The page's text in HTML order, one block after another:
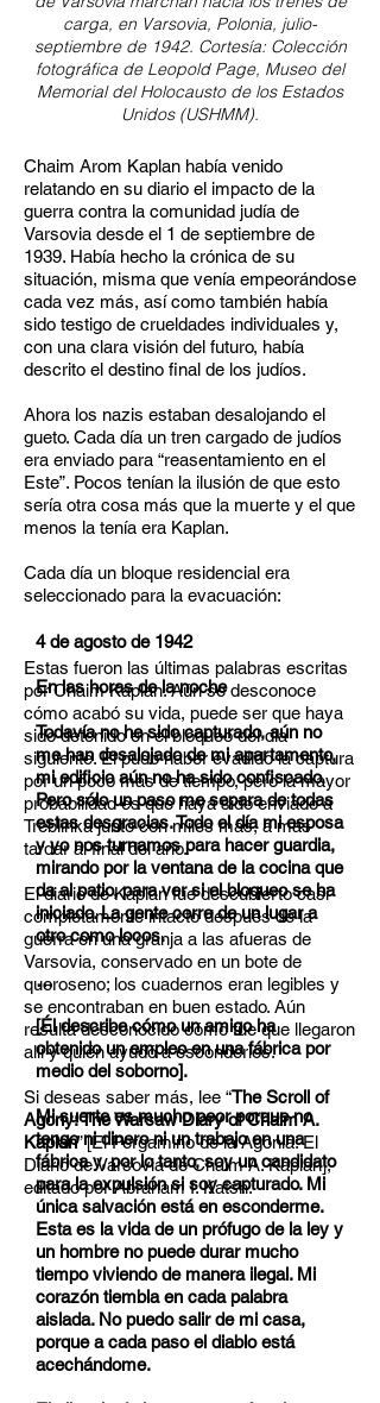
carga, en Varsovia, Polonia, julio-
septiembre de 1942. Cortesía: Colección
fotográfica de Leopold Page, Museo del
Memorial del Holocausto de los Estados
Unidos (USHMM).
Chaim Arom Kaplan había venido
relatando en su diario el impacto de la
guerra contra la comunidad judía de
Varsovia desde el 1 de septiembre de
1939. Había hecho la crónica de su
situación, misma que venía empeorándose
cada vez más, así como también había
sido testigo de crueldades individuales y,
con una clara visión del futuro, había
descrito el destino final de los judíos.
Ahora los nazis estaban desalojando el
gueto. Cada día un tren cargado de judíos
era enviado para “reasentamiento en el
Este”. Pocos tenían la ilusión de que esto
sería otra cosa más que la muerte y el que
menos la tenía era Kaplan.
Cada día un bloque residencial era
seleccionado para la evacuación:
4 de agosto de 1942
En las horas de la noche
Todavía no he sido capturado, aún no
me han desalojado de mi apartamento,
mi edificio aún no ha sido confiscado.
Pero sólo un paso me separa de todas
estas desgracias. Todo el día mi esposa
y yo nos turnamos para hacer guardia,
mirando por la ventana de la cocina que
da al patio, para ver si el bloqueo se ha
iniciado. La gente corre de un lugar a
otro como locos.
…
[Él describe cómo un amigo ha
obtenido un empleo en una fábrica por
medio del soborno].
Mi suerte es mucho peor porque no
tengo ni dinero ni un trabajo en una
fábrica y, por lo tanto, soy un candidato
para la expulsión si soy capturado. Mi
única salvación está en esconderme.
Esta es la vida de un prófugo de la ley y
un hombre no puede durar mucho
tiempo viviendo de manera ilegal. Mi
corazón tiembla en cada palabra
aislada. No puedo salir de mi casa,
porque a cada paso el diablo está
acechándome.
Estas fueron las últimas palabras escritas
por Chaim Kaplan. Aún se desconoce
cómo acabó su vida, puede ser que haya
sido detenido en el bloqueo del día
siguiente. Él pudo haber evadido la captura
por un poco más de tiempo, pero la mayor
probabilidad es que haya sido enviado a
Treblinka junto con miles más, a más
tardar al final del año.
El diario de Kaplan fue descubierto casi
completamente intacto después de la
guerra en una granja a las afueras de
Varsovia, conservado en un bote de
queroseno; los cuadernos eran legibles y
se encontraban en buen estado. Aún
resulta desconocido cómo fue que llegaron
allí y quién ayudó a esconderlos.
Si deseas saber más, lee “The Scroll of
Agony: The Warsaw Diary of Chaim A.
Kaplan” [El Pergamino de la Agonía: El
Diario de Varsovia de Chaim A. Kaplan],
editado por Abraham I. Katsh.